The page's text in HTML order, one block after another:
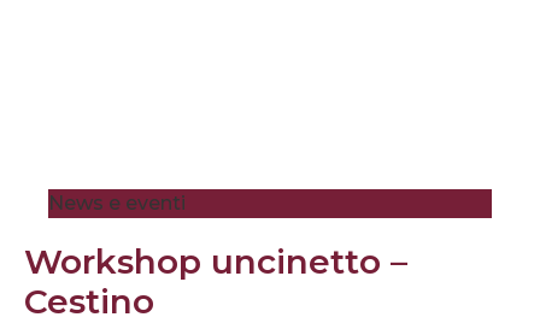
News e eventi
Workshop uncinetto –
Cestino